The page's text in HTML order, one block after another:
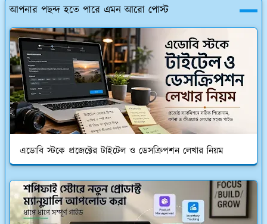
আপনার পছন্দ হতে পারে এমন আরো পোস্ট
এডোবি স্টকে প্রজেক্টের টাইটেল ও ডেসক্রিপশন লেখার নিয়ম